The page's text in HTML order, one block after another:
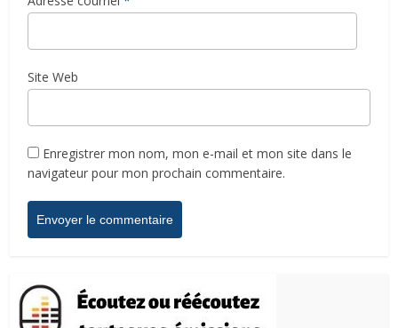
Site Web
Enregistrer mon nom, mon e-mail et mon site dans le
navigateur pour mon prochain commentaire.